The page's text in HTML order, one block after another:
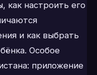
как настроить его
и как выбрать
Особое
приложение